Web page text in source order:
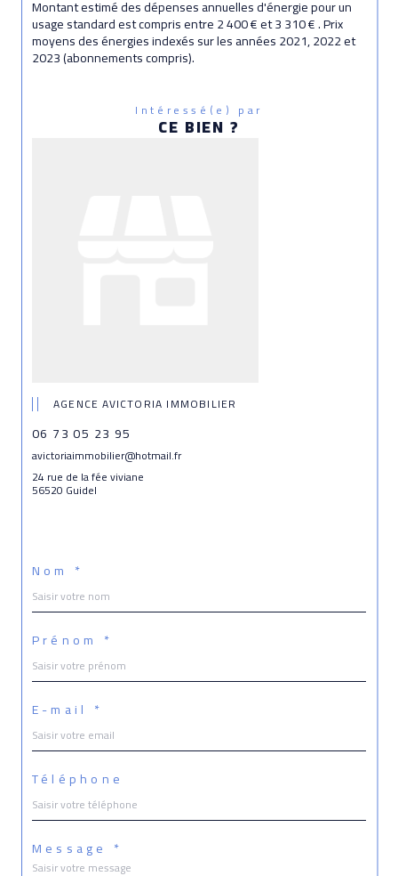
Montant estimé des dépenses annuelles d'énergie pour un
usage standard est compris entre 2 400 € et 3 310 € . Prix
moyens des énergies indexés sur les années 2021, 2022 et
2023 (abonnements compris).
Intéressé(e) par
CE BIEN ?
AGENCE AVICTORIA IMMOBILIER
06 73 05 23 95
avictoriaimmobilier@hotmail.fr
24 rue de la fée viviane
56520 Guidel
Nom *
Prénom *
E-mail *
Téléphone
Message *